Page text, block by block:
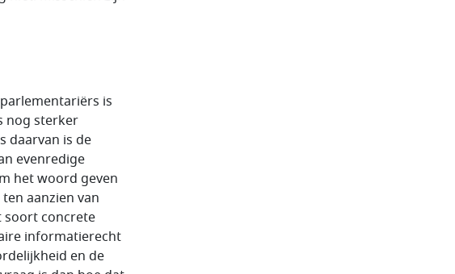
is
nog sterker
daarvan is de
evenredige
het woord geven
aanzien van
soort concrete
informatierecht
en de